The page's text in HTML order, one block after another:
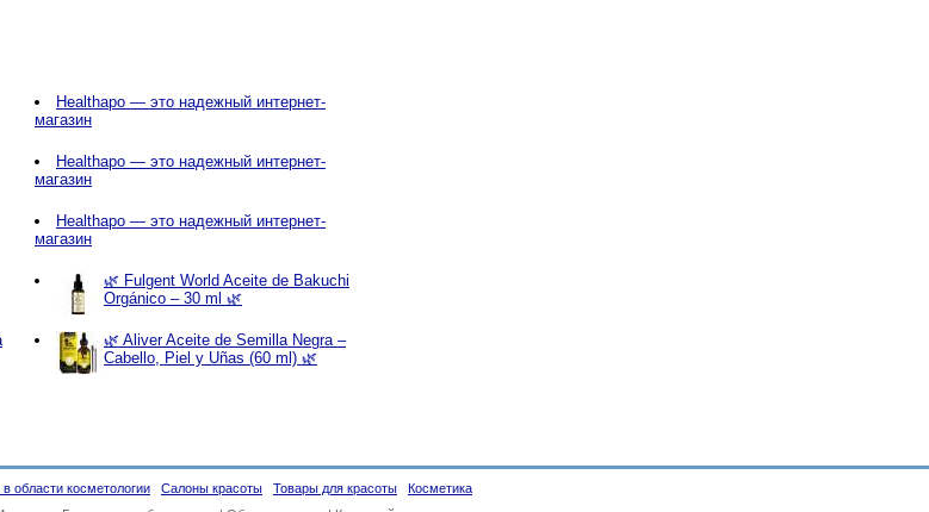
Healthapo — это надежный интернет-
магазин
Healthapo — это надежный интернет-
магазин
Healthapo — это надежный интернет-
магазин
🌿 Fulgent World Aceite de Bakuchi
Orgánico – 30 ml 🌿
🌿 Aliver Aceite de Semilla Negra –
Cabello, Piel y Uñas (60 ml) 🌿
в области косметологии Салоны красоты Товары для красоты
Косметика